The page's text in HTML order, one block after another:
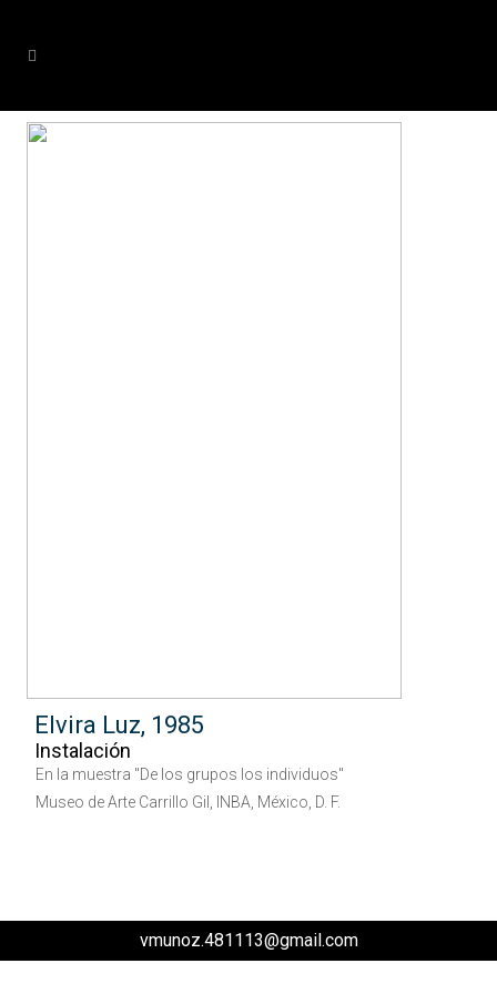
En la muestra "De los grupos los individuos"
Museo de Arte Carrillo Gil, INBA, México, D. F.
Elvira Luz, 1985
Instalación
vmunoz.481113@gmail.com